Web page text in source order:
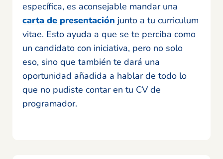
específica, es aconsejable mandar una
carta de presentación junto a tu curriculum
vitae. Esto ayuda a que se te perciba como
un candidato con iniciativa, pero no solo
eso, sino que también te dará una
oportunidad añadida a hablar de todo lo
que no pudiste contar en tu CV de
programador.